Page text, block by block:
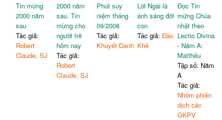
Tin mừng
2000 năm
sau
Tác giả:
Robert
Claude, SJ
2000 năm
sau. Tin
mừng cho
người trẻ
hôm nay
Tác giả:
Robert
Claude, SJ
Phút suy
niệm tháng
09/2008
Tác giả:
Khuyết Danh
Lời Ngài là
ánh sáng đời
con
Tác giả: Đào
Khê
Đọc Tin
mừng Chúa
nhật theo
Lectio Divina
- Năm A:
Matthêu
Tập số: Năm
A
Tác giả:
Nhóm phiên
dịch các
GKPV